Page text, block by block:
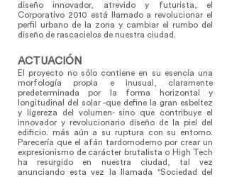
diseño innovador, atrevido y futurista, el
Corporativo 2010 está llamado a revolucionar el
perfil urbano de la zona y cambiar el rumbo del
diseño de rascacielos de nuestra ciudad.
ACTUACIÓN
El proyecto no sólo contiene en su esencia una
morfología propia e inusual, claramente
predeterminada por la forma horizontal y
longitudinal del solar -que define la gran esbeltez
y ligereza del volumen- sino que contribuye el
innovador y revolucionario diseño de la piel del
edificio. más aún a su ruptura con su entorno.
Parecería que el afán tardomoderno por crear un
expresionismo de carácter brutalista o High Tech
ha resurgido en nuestra ciudad, tal vez
anunciando esta vez la llamada "Sociedad del